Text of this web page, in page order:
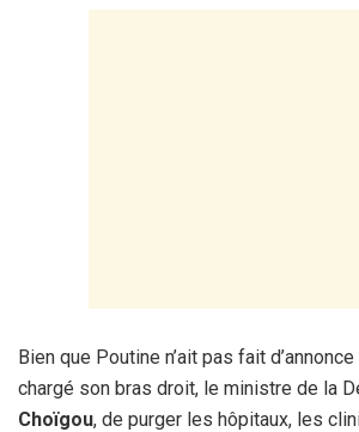
Bien que Poutine n’ait pas fait
chargé son bras droit, le ministre de la
Choïgou, de purger les hôpitaux, les